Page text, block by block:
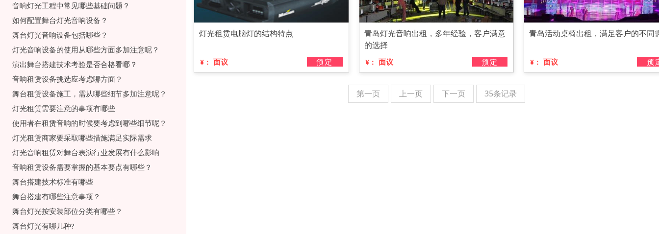
音响灯光工程中常见哪些基础问题？
如何配置舞台灯光音响设备？
舞台灯光音响设备包括哪些？
灯光音响设备的使用从哪些方面多加注意呢？
演出舞台搭建技术考验是否合格看哪？
音响租赁设备挑选应考虑哪方面？
舞台租赁设备施工，需从哪些细节多加注意呢？
灯光租赁需要注意的事项有哪些
使用者在租赁音响的时候要考虑到哪些细节呢？
灯光租赁商家要采取哪些措施满足实际需求
灯光音响租赁对舞台表演行业发展有什么影响
音响租赁设备需要掌握的基本要点有哪些？
舞台搭建技术标准有哪些
舞台搭建有哪些注意事项？
舞台灯光按安装部位分类有哪些？
舞台灯光有哪几种?
灯光租赁电脑灯的结构特点
¥： 面议 预定
青岛灯光音响出租，多年经验，客户满意
的选择
¥： 面议 预定
青岛活动桌椅出租，满足客户的不同
¥： 面议 预
第一页 上一页 下一页 35条记录